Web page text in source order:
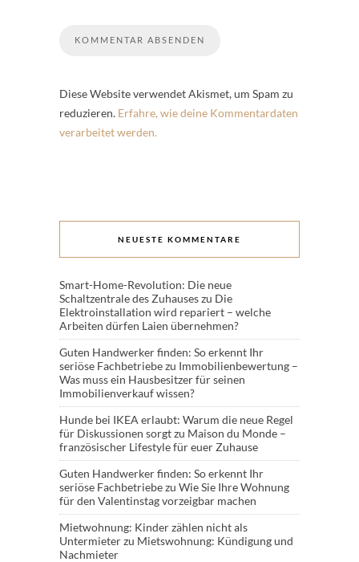
Diese Website verwendet Akismet, um Spam zu
reduzieren. Erfahre, wie deine Kommentardaten
verarbeitet werden.
NEUESTE KOMMENTARE
Smart-Home-Revolution: Die neue
Schaltzentrale des Zuhauseszu Die
Elektroinstallation wird repariert – welche
Arbeiten dürfen Laien übernehmen?
Guten Handwerker finden: So erkennt Ihr
seriöse Fachbetriebezu Immobilienbewertung –
Was muss ein Hausbesitzer für seinen
Immobilienverkauf wissen?
Hunde bei IKEA erlaubt: Warum die neue Regel
für Diskussionen sorgtzu Maison du Monde –
französischer Lifestyle für euer Zuhause
Guten Handwerker finden: So erkennt Ihr
seriöse Fachbetriebezu Wie Sie Ihre Wohnung
für den Valentinstag vorzeigbar machen
Mietwohnung: Kinder zählen nicht als
Untermieterzu Mietswohnung: Kündigung und
Nachmieter